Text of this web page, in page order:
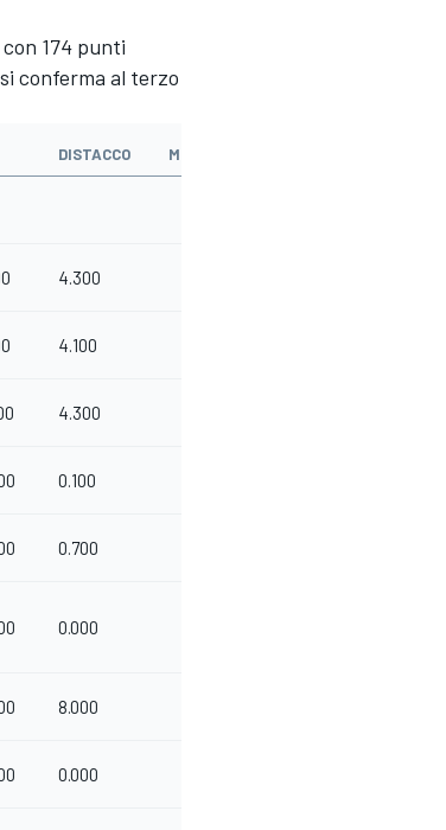
174 punti
conferma al terzo
DISTACCO MPH
4.300
4.100
4.300
0.100
0.700
0.000
8.000
0.000